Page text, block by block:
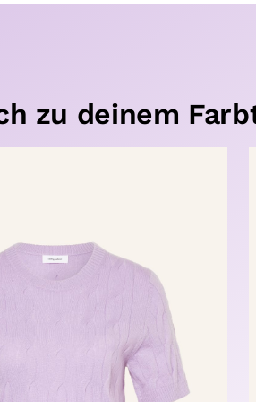
zu deinem